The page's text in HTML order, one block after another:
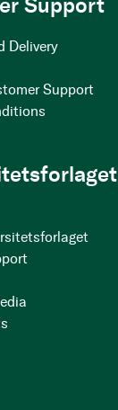
Delivery
Support